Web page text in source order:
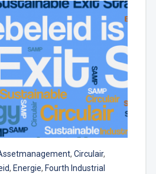
, Circulair,
, Energie, Fourth Industrial